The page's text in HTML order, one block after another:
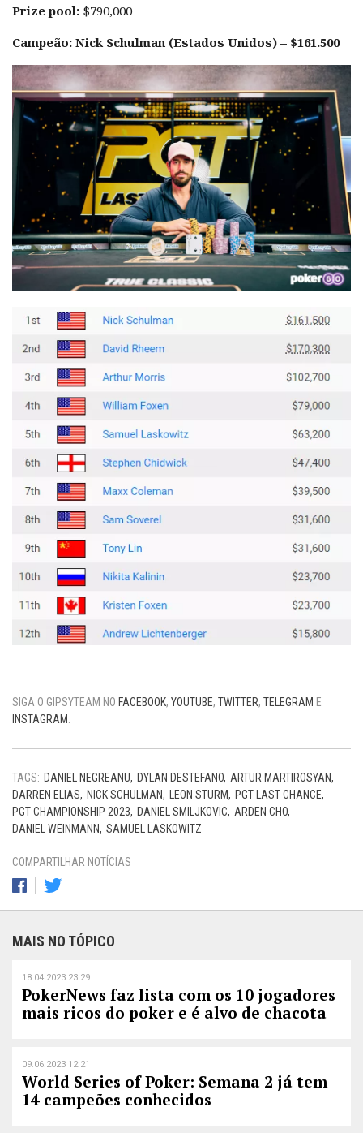
Prize pool: $790,000
Campeão: Nick Schulman (Estados Unidos) – $161.500
SIGA O GIPSYTEAM NO FACEBOOK, YOUTUBE, TWITTER, TELEGRAM E
INSTAGRAM
TAGS: DANIEL NEGREANU DYLAN DESTEFANO ARTUR MARTIROSYAN
DARREN ELIAS
NICK SCHULMAN LEON STURM
PGT LAST CHANCE
PGT CHAMPIONSHIP 2023
DANIEL SMILJKOVIC
ARDEN CHO
DANIEL WEINMANN
SAMUEL LASKOWITZ
COMPARTILHAR NOTÍCIAS
MAIS NO TÓPICO
18.04.2023 23:29
PokerNews faz lista com os 10 jogadores
mais ricos do poker e é alvo de chacota
09.06.2023 12:21
World Series of Poker: Semana 2 já tem
14 campeões conhecidos